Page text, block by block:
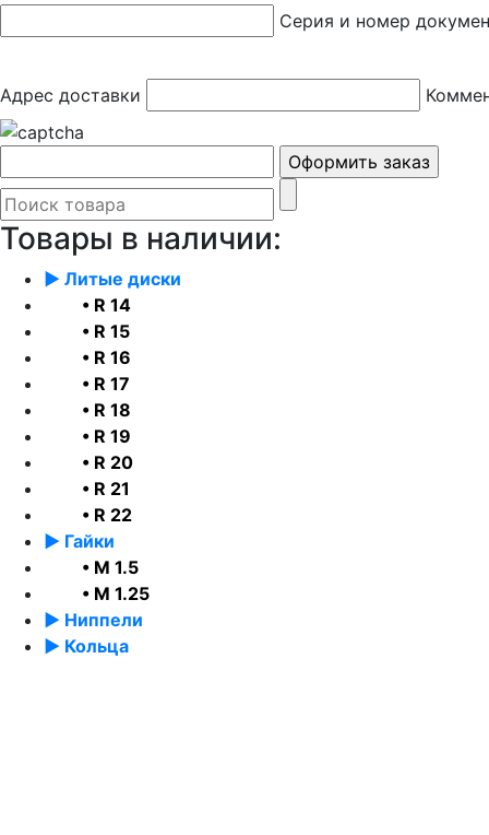
Серия и номер
Адрес доставки
Товары в наличии:
► Литые диски
• R 14
• R 15
• R 16
• R 17
• R 18
• R 19
• R 20
• R 21
• R 22
► Гайки
• М 1.5
• М 1.25
► Ниппели
► Кольца